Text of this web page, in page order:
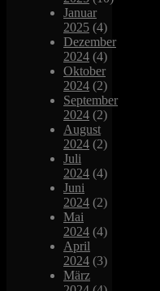
Januar
2025 (4)
Dezember
2024 (4)
Oktober
2024 (2)
September
2024 (2)
August
2024 (2)
Juli
2024 (4)
Juni
2024 (2)
Mai
2024 (4)
April
2024 (3)
März